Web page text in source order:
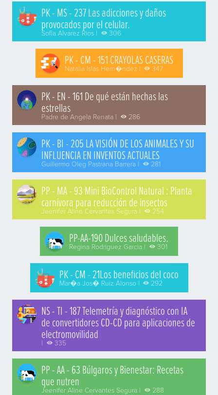
PK - MS - 237 Las adicciones y daños
provocados por el celular.
Sofia Alvarez Rios | 306
PK - CM - 151 CRAYOLAS CASERAS
Natalia Islas Hern�ndez | 347
PK - EN - 161 De qué están hechas las
estrellas
Padre de Angela Renata | 286
PK - BI - 205 LA VISIÓN DE LOS ANIMALES Y SU
INFLUENCIA EN INVENTOS ACTUALES
Guillermo Oleg Pastrana Barrera | 281
PP - MA - 93 Mini BioControl Natural : Planta
carnívora para reducción de insectos
Jeenifer Aline Cervantes Segura | 254
PP-AA-190 Dulces saludables.
Regina Rodriguez Garcia | 301
PK - CM - 21Los beneficios del coco
Mar�a Jos� Ruiz Alonso | 292
NS - TI - 187 Telemetría y diagnóstico con IA
de convertidores CD-CD para aplicaciones de
electromovilidad
| 335
PP - AA - 63 Búlgaros y Bienestar: Recetas
que nutren
Jeenifer Aline Cervantes Segura | 288